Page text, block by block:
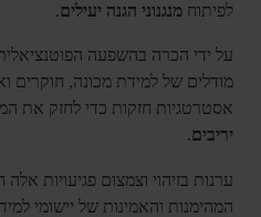
לפיתוחמנגנוני הגנה יעילים.
על ידי הכרה בהשפעה
מודלים של למידת מכונה, חוקרים
אסטרטגיות חזקות כדי לחזק את
יריבים.
ערנות בזיהוי וצמצום פגיעויות
המהימנות והאמינות של יישומי